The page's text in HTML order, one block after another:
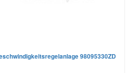
98095330ZD